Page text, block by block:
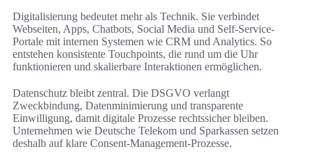
Digitalisierung bedeutet mehr als Technik. Sie verbindet
Webseiten, Apps, Chatbots, Social Media und Self-Service-
Portale mit internen Systemen wie CRM und Analytics. So
entstehen konsistente Touchpoints, die rund um die Uhr
funktionieren und skalierbare Interaktionen ermöglichen.
Datenschutz bleibt zentral. Die DSGVO verlangt
Zweckbindung, Datenminimierung und transparente
Einwilligung, damit digitale Prozesse rechtssicher bleiben.
Unternehmen wie Deutsche Telekom und Sparkassen setzen
deshalb auf klare Consent‑Management‑Prozesse.